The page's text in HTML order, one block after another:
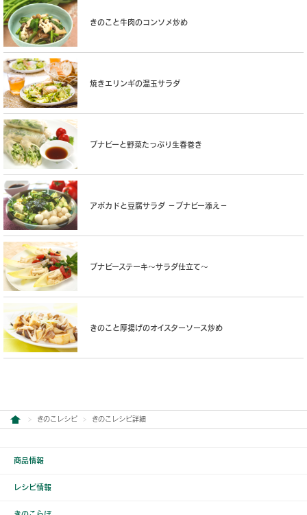
きのこと牛肉のコンソメ炒め
焼きエリンギの温玉サラダ
ブナピーと野菜たっぷり生春巻き
アボカドと豆腐サラダ −ブナピー添え−
ブナピーステーキ〜サラダ仕立て〜
きのこと厚揚げのオイスターソース炒め
きのこレシピ きのこレシピ詳細
商品情報
レシピ情報